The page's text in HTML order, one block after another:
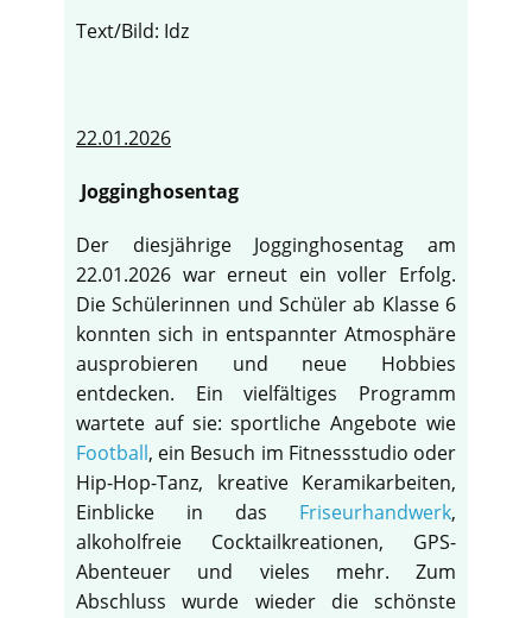
Text/Bild: Idz
22.01.2026
Jogginghosentag
Der diesjährige Jogginghosentag am
22.01.2026 war erneut ein voller Erfolg.
Die Schülerinnen und Schüler ab Klasse 6
konnten sich in entspannter Atmosphäre
ausprobieren und neue Hobbies
entdecken. Ein vielfältiges Programm
wartete auf sie: sportliche Angebote wie
Football, ein Besuch im Fitnessstudio oder
Hip-Hop-Tanz, kreative Keramikarbeiten,
Einblicke in das Friseurhandwerk,
alkoholfreie Cocktailkreationen, GPS-
Abenteuer und vieles mehr. Zum
Abschluss wurde wieder die schönste